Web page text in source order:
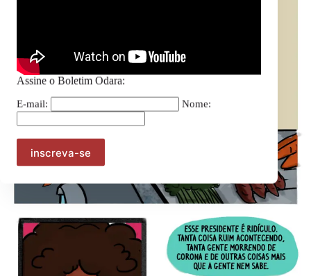
Assine o Boletim Odara:
E-mail: Nome: